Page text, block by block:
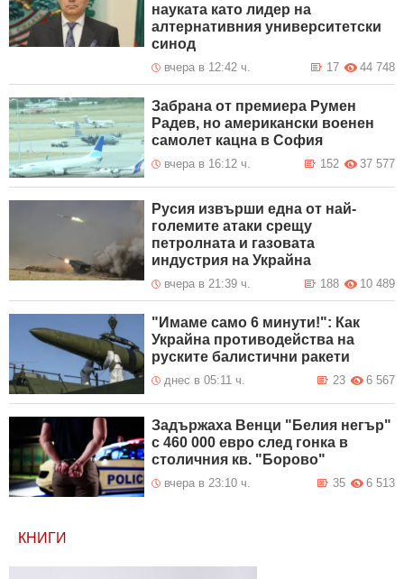
науката като лидер на
алтернативния университетски
синод
вчера в 12:42 ч. 44 748
17
Забрана от премиера Румен
Радев, но американски военен
самолет кацна в София
вчера в 16:12 ч. 37 577
152
Русия извърши една от най-
големите атаки срещу
петролната и газовата
индустрия на Украйна
вчера в 21:39 ч. 10 489
188
"Имаме само 6 минути!": Как
Украйна противодейства на
руските балистични ракети
днес в 05:11 ч. 6 567
23
Задържаха Венци "Белия негър"
с 460 000 евро след гонка в
столичния кв. "Борово"
вчера в 23:10 ч. 6 513
35
КНИГИ